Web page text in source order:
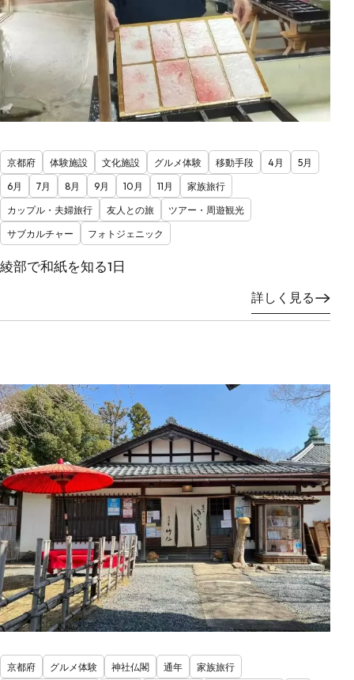
京都府 体験施設 文化施設 グルメ体験 移動手段 4月
5月
6月
7月 8月 9月 10月 11月
家族旅行
カップル・夫婦旅行
友人との旅
ツアー・周遊観光
サブカルチャー
フォトジェニック
綾部で和紙を知る1日
詳しく見る
京都府 グルメ体験 神社仏閣 通年
家族旅行